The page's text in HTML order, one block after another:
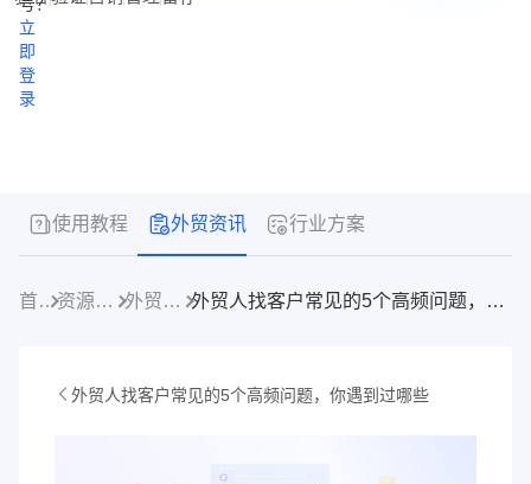
价
格
资
源
中
心
立
即
登
录
使用教程 外贸资讯 行业方案
首页 资源中心 外贸资讯 外贸人找客户常见的5个高频问题，你遇到过哪些
外贸人找客户常见的5个高频问题，你遇到过哪些